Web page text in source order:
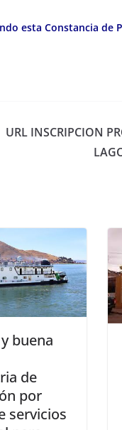
esta Constancia de
URL INSCRIPCION
buena
de
por
servicios